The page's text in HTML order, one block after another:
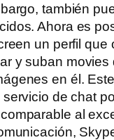
también
Ahora es
un perfil que
y suban movies
en él.
de chat
al